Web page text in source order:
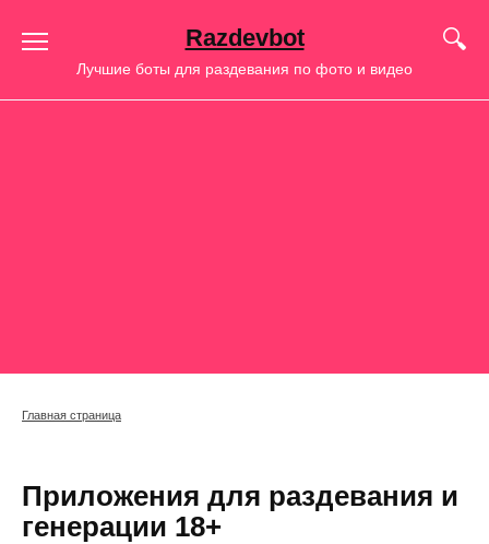
содержанию
Razdevbot
Лучшие боты для раздевания по фото и видео
Главная страница
Приложения для раздевания и
генерации 18+